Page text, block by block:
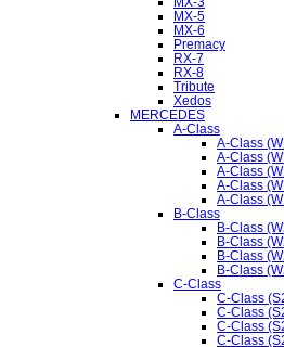
MX-5
MX-6
Premacy
RX-7
RX-8
Tribute
Xedos
MERCEDES
A-Class
A-Class
A-Class
A-Class
A-Class
A-Class
B-Class
B-Class
B-Class
B-Class
B-Class
C-Class
C-Class
C-Class
C-Class
C-Class